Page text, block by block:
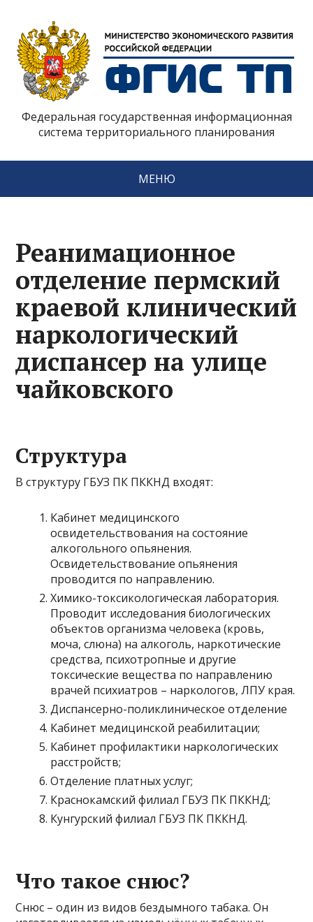
Федеральная государственная информационная
система территориального планирования
МЕНЮ
Реанимационное
отделение пермский
краевой клинический
наркологический
диспансер на улице
чайковского
Структура
В структуру ГБУЗ ПК ПККНД входят:
Кабинет медицинского
освидетельствования на состояние
алкогольного опьянения.
Освидетельствование опьянения
проводится по направлению.
Химико-токсикологическая лаборатория.
Проводит исследования биологических
объектов организма человека (кровь,
моча, слюна) на алкоголь, наркотические
средства, психотропные и другие
токсические вещества по направлению
врачей психиатров – наркологов, ЛПУ края.
Диспансерно-поликлиническое отделение
Кабинет медицинской реабилитации;
Кабинет профилактики наркологических
расстройств;
Отделение платных услуг;
Краснокамский филиал ГБУЗ ПК ПККНД;
Кунгурский филиал ГБУЗ ПК ПККНД.
Что такое снюс?
Снюс – один из видов бездымного табака. Он